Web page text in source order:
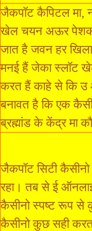
जैकपॉट कैपिटल मा,
खेल चयन अऊर
जात है जवन हर
मनई हैं जेका स्लॉट
करत हैं काहे से कि उ
बनावत है कि एक
ब्रह्मांड के केंद्र मा
जैकपॉट सिटी
रहा। तब से ई
कैसीनो स्पष्ट रूप से
कैसीनो कुछ सही